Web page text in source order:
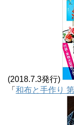
(2018.7.3発行)
「 和布と手作り